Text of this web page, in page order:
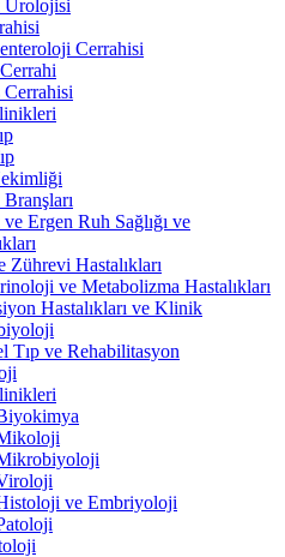
Ürolojisi
Cerrahisi
Ergen Ruh Sağlığı ve
Zührevi Hastalıkları
ve Metabolizma Hastalıkları
Hastalıkları ve Klinik
Tıp ve Rehabilitasyon
ve Embriyoloji